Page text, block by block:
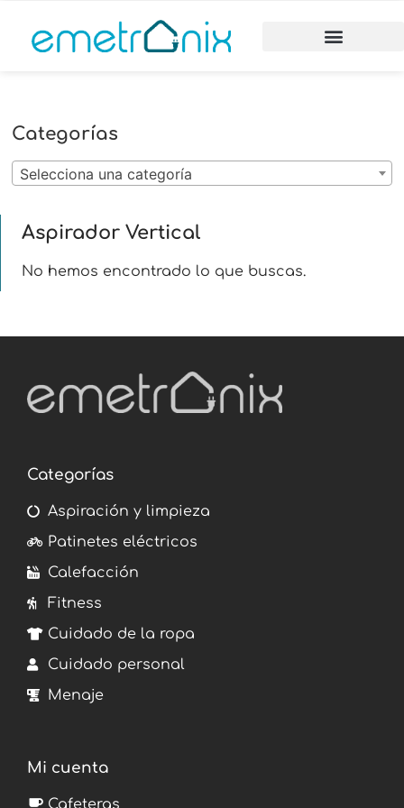
Categorías
Selecciona una categoría
Aspirador Vertical
No hemos encontrado lo que buscas.
Categorías
Aspiración y limpieza
Patinetes eléctricos
Calefacción
Fitness
Cuidado de la ropa
Cuidado personal
Menaje
Mi cuenta
Cafeteras